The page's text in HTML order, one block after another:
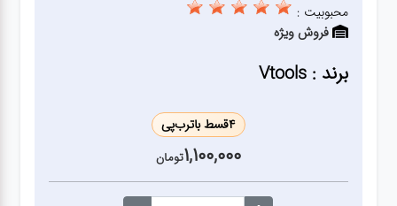
ابزار
بادی
محبوبیت :
فروش ویژه
برند : Vtools
4قسط باترب‌پی
1,100,000تومان